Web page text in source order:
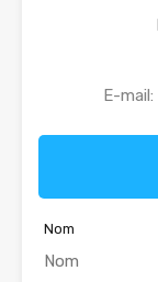
E-mail:
Nom